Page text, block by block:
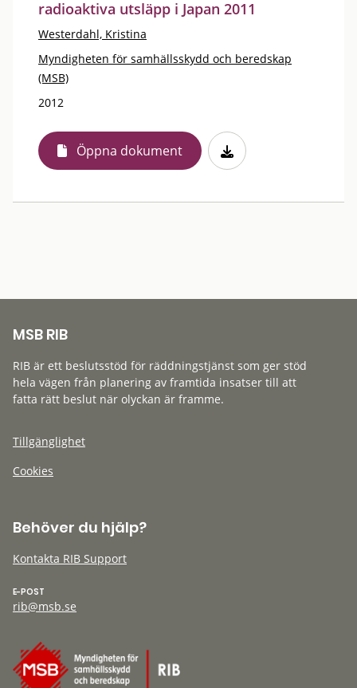
radioaktiva utsläpp i Japan 2011
Westerdahl, Kristina
Myndigheten för samhällsskydd och beredskap
(MSB)
2012
Öppna dokument
MSB RIB
RIB är ett beslutsstöd för räddningstjänst som ger stöd
hela vägen från planering av framtida insatser till att
fatta rätt beslut när olyckan är framme.
Tillgänglighet
Cookies
Behöver du hjälp?
Kontakta RIB Support
E-POST
rib@msb.se